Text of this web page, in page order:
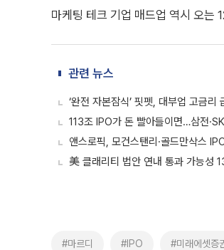
마케팅 테크 기업 매드업 역시 오는
관련 뉴스
‘완전 자본잠식’ 핏펫, 대부업 고금
113조 IPO가 돈 빨아들이면…삼전
앤스로픽, 모건스탠리·골드만삭스
美 클래리티 법안 연내 통과 가능성
#마르디 #IPO #미래에셋증